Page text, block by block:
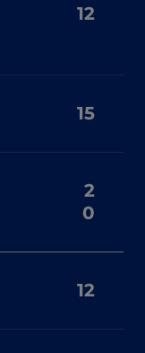
12
15
2
0
12